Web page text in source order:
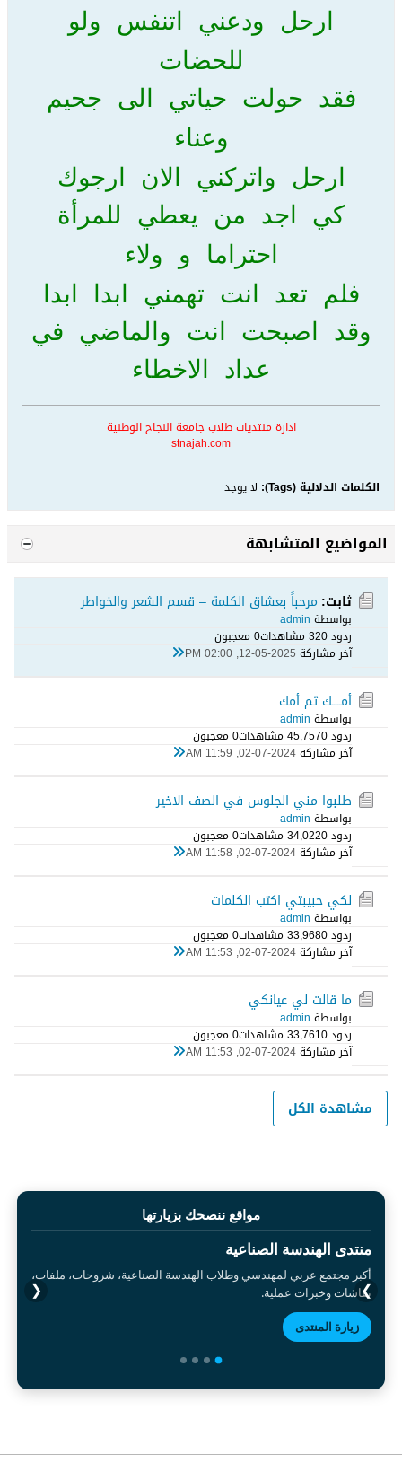
ارحل ودعني اتنفس ولو
للحضات
فقد حولت حياتي الى جحيم
وعناء
ارحل واتركني الان ارجوك
كي اجد من يعطي للمرأة
احتراما و ولاء
فلم تعد انت تهمني ابدا ابدا
وقد اصبحت انت والماضي في
عداد الاخطاء
ادارة منتديات طلاب جامعة النجاح الوطنية
stnajah.com
الكلمات الدلالية (Tags): لا يوجد
المواضيع المتشابهة
ثابت: مرحباً بعشاق الكلمة – قسم الشعر والخواطر
بواسطة admin
ردود 0 32 مشاهدات
0 معجبون
آخر مشاركة 12-05-2025, 02:00 PM
أمـــــك ثم أمك
بواسطة admin
ردود 0 45,757 مشاهدات
0 معجبون
آخر مشاركة02-07-2024, 11:59 AM
طلبوا مني الجلوس في الصف الاخير
بواسطة admin
ردود 0 34,022 مشاهدات
0 معجبون
آخر مشاركة02-07-2024, 11:58 AM
لكي حبيبتي اكتب الكلمات
بواسطة admin
ردود 0 33,968 مشاهدات
0 معجبون
آخر مشاركة02-07-2024, 11:53 AM
ما قالت لي عيانكي
بواسطة admin
ردود 0 33,761 مشاهدات
0 معجبون
آخر مشاركة02-07-2024, 11:53 AM
مشاهدة الكل
مواقع ننصحك بزيارتها
منتدى الهندسة الصناعية
أكبر مجتمع عربي لمهندسي وطلاب الهندسة الصناعية، شروحات، ملفات،
نقاشات وخبرات عملية.
زيارة المنتدى
❮ ❯